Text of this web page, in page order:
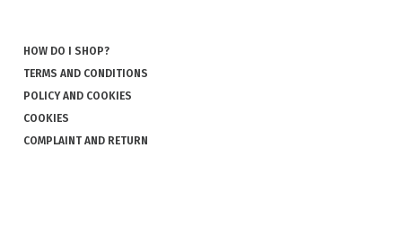
HOW DO I SHOP?
TERMS AND CONDITIONS
POLICY AND COOKIES
COOKIES
COMPLAINT AND RETURN